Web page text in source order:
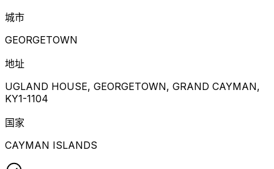
城市
GEORGETOWN
地址
UGLAND HOUSE, GEORGETOWN, GRAND CAYMAN,
KY1-1104
国家
CAYMAN ISLANDS